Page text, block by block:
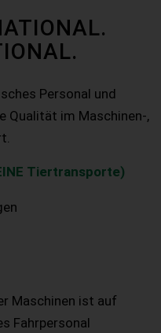
Personal und
Qualität im Maschinen-,
Tiertransporte)
Maschinen ist auf
Fahrpersonal